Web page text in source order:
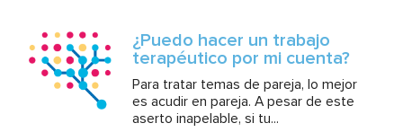
¿Puedo hacer un trabajo
terapéutico por mi cuenta?
Para tratar temas de pareja, lo mejor
es acudir en pareja. A pesar de este
aserto inapelable, si tu...